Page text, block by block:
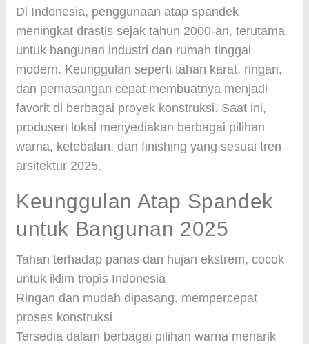
Di Indonesia, penggunaan atap spandek
meningkat drastis sejak tahun 2000-an, terutama
untuk bangunan industri dan rumah tinggal
modern. Keunggulan seperti tahan karat, ringan,
dan pemasangan cepat membuatnya menjadi
favorit di berbagai proyek konstruksi. Saat ini,
produsen lokal menyediakan berbagai pilihan
warna, ketebalan, dan finishing yang sesuai tren
arsitektur 2025.
Keunggulan Atap Spandek
untuk Bangunan 2025
Tahan terhadap panas dan hujan ekstrem, cocok
untuk iklim tropis Indonesia
Ringan dan mudah dipasang, mempercepat
proses konstruksi
Tersedia dalam berbagai pilihan warna menarik